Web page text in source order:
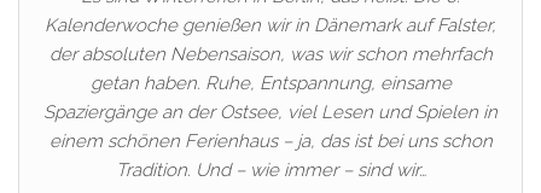
Kalenderwoche genießen wir in Dänemark auf Falster,
der absoluten Nebensaison, was wir schon mehrfach
getan haben. Ruhe, Entspannung, einsame
Spaziergänge an der Ostsee, viel Lesen und Spielen in
einem schönen Ferienhaus – ja, das ist bei uns schon
Tradition. Und – wie immer – sind wir…